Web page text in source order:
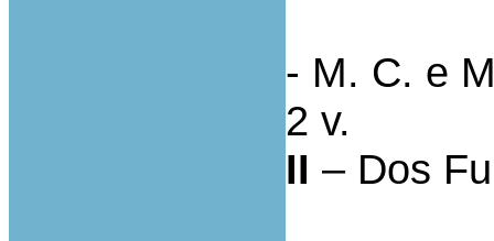
- M. C. e
2 v.
II – Dos